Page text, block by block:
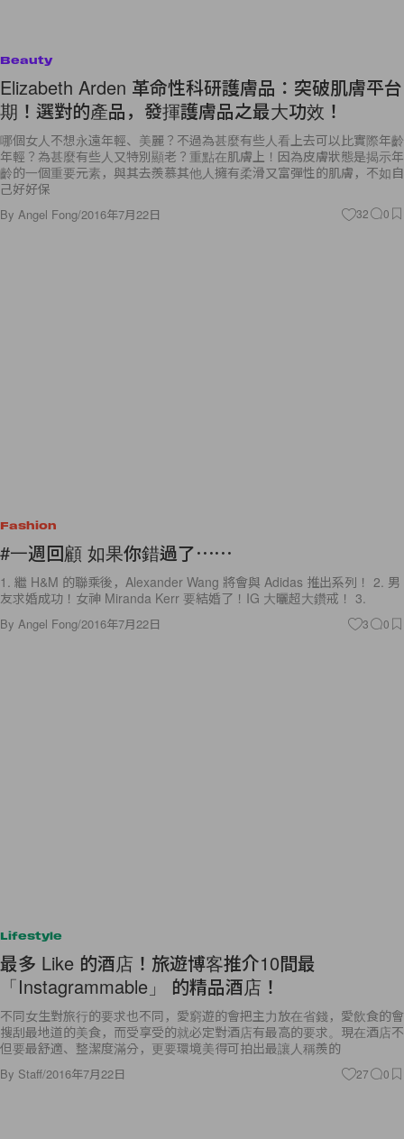
Beauty
Elizabeth Arden 革命性科研護膚品：突破肌膚平台
期！選對的產品，發揮護膚品之最大功效！
哪個女人不想永遠年輕、美麗？不過為甚麼有些人看上去可以比實際年齡
年輕？為甚麼有些人又特別顯老？重點在肌膚上！因為皮膚狀態是揭示年
齡的一個重要元素，與其去羨慕其他人擁有柔滑又富彈性的肌膚，不如自
己好好保
By Angel Fong/2016年7月22日 32 0
Fashion
#一週回顧 如果你錯過了⋯⋯
1. 繼 H&M 的聯乘後，Alexander Wang 將會與 Adidas 推出系列！ 2. 男
友求婚成功！女神 Miranda Kerr 要結婚了！IG 大曬超大鑽戒！ 3.
By Angel Fong/2016年7月22日 3 0
Lifestyle
最多 Like 的酒店！旅遊博客推介10間最
「Instagrammable」 的精品酒店！
不同女生對旅行的要求也不同，愛窮遊的會把主力放在省錢，愛飲食的會
搜刮最地道的美食，而受享受的就必定對酒店有最高的要求。現在酒店不
但要最舒適、整潔度滿分，更要環境美得可拍出最讓人稱羨的
By Staff/2016年7月22日 27 0